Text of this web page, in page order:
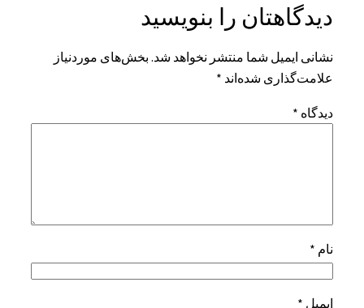
دیدگاهتان را بنویسید
نشانی ایمیل شما منتشر نخواهد شد. بخش‌های موردنیاز
علامت‌گذاری شده‌اند *
دیدگاه *
نام *
ایمیل *